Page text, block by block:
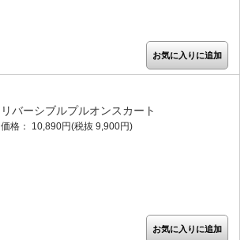
リバーシブルプルオンスカート
価格： 10,890円(税抜 9,900円)